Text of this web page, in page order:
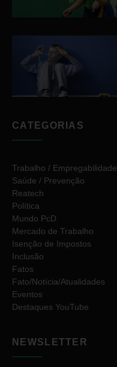
CATEGORIAS
Trabalho / Empregabilidade
Saúde / Prevenção
Reatech
Política
Mundo PcD
Mercado de Trabalho
Isenção de Impostos
Inclusão
Fatos
Fato/Notícia/Atualidades
Eventos
Destaques YouTube
NEWSLETTER